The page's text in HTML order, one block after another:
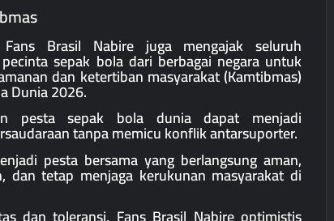
Brasil Nabire juga mengajak seluruh
sepak bola dari berbagai negara untuk
dan ketertiban masyarakat (Kamtibmas)
Dunia 2026.
pesta sepak bola dunia dapat menjadi
tanpa memicu konflik antarsuporter.
pesta bersama yang berlangsung aman,
dan tetap menjaga kerukunan masyarakat di